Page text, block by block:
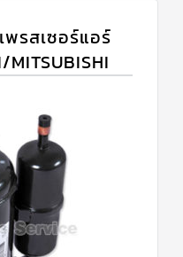
พรสเซอร์แอร์
MITSUBISHI